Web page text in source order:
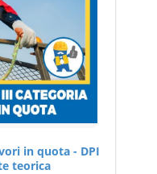
in quota - DPI
teorica